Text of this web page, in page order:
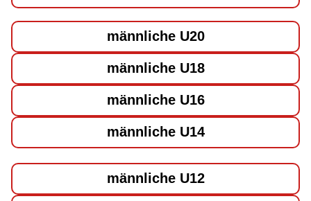
männliche U20
männliche U18
männliche U16
männliche U14
männliche U12